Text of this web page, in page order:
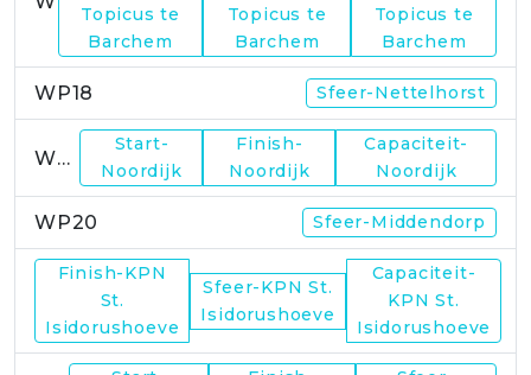
Topicus te
Barchem
Topicus te
Barchem
Topicus te
Barchem
WP18 Sfeer-Nettelhorst
WP19
Start-
Noordijk
Finish-
Noordijk
Capaciteit-
Noordijk
WP20 Sfeer-Middendorp
Finish-KPN
St.
Isidorushoeve
Sfeer-KPN St.
Isidorushoeve
Capaciteit-
KPN St.
Isidorushoeve